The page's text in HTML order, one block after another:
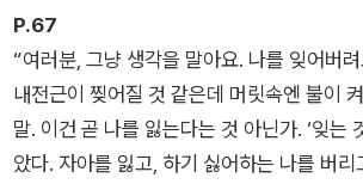
을 쳤다. 바닥이 끝인 줄 알았는데 인생은 내
아래 더 깊은 곳이 있음을 보여줬다. 그때 발
다.
P.67
“여러분, 그냥 생각을 말아요. 나를 잊어버려
내전근이 찢어질 것 같은데 머릿속엔 불이
말. 이건 곧 나를 잃는다는 것 아닌가. ‘잊는
았다. 자아를 잃고, 하기 싫어하는 나를 버리